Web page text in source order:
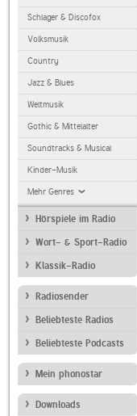
Schlager & Discofox
Volksmusik
Country
Jazz & Blues
Weltmusik
Gothic & Mittelalter
Soundtracks & Musical
Kinder-Musik
Mehr Genres
Hörspiele im Radio
Wort- & Sport-Radio
Klassik-Radio
Radiosender
Beliebteste Radios
Beliebteste Podcasts
Mein phonostar
Downloads